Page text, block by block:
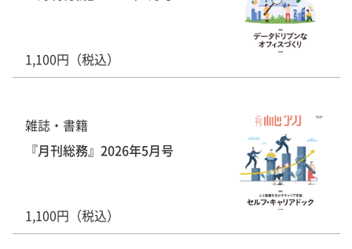
1,100円（税込）
雑誌・書籍
『月刊総務』2026年5月号
1,100円（税込）